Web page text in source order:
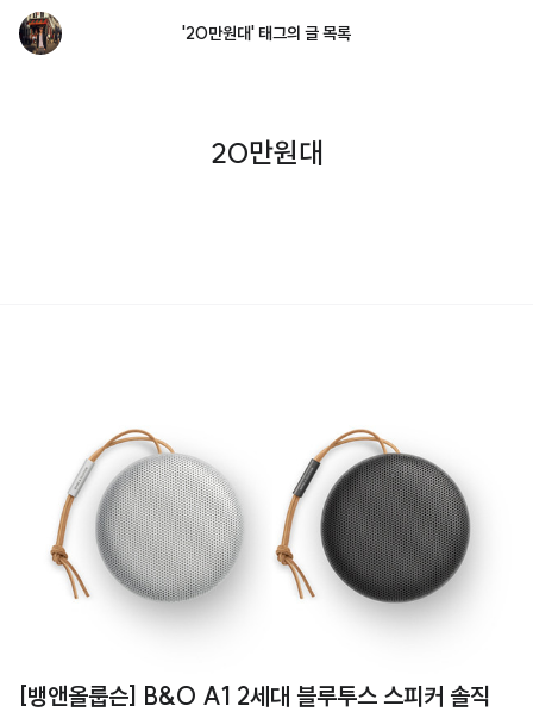
20만원대
[뱅앤올룹슨] B&O A1 2세대 블루투스 스피커 솔직
'20만원대' 태그의 글 목록